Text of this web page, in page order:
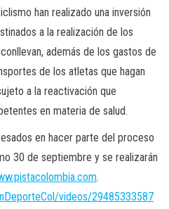
han realizado una inversión
a la realización de los
además de los gastos de
de los atletas que hagan
a la reactivación que
en materia de salud.
en hacer parte del proceso
30 de septiembre y se realizarán
.
videos/29485333587